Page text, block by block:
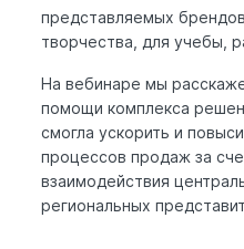
представляемых
творчества, для учебы,
На вебинаре мы
помощи комплекса
смогла ускорить и
процессов продаж за
взаимодействия
региональных